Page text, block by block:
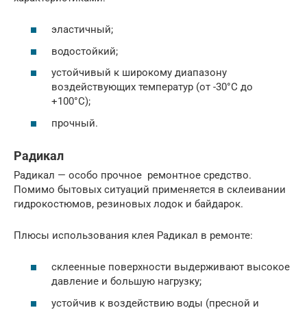
эластичный;
водостойкий;
устойчивый к широкому диапазону
воздействующих температур (от -30°C до
+100°C);
прочный.
Радикал
Радикал — особо прочное ремонтное средство.
Помимо бытовых ситуаций применяется в склеивании
гидрокостюмов, резиновых лодок и байдарок.
Плюсы использования клея Радикал в ремонте:
склеенные поверхности выдерживают высокое
давление и большую нагрузку;
устойчив к воздействию воды (пресной и